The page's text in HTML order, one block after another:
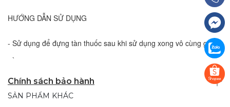
HƯỚNG DẪN SỬ DỤNG
- Sử dụng để đựng tàn thuốc sau khi sử dụng xong vô cùng gọn
gàng.
- Rửa sạch sau khi sử dụng để duy trì độ sáng bóng và bảo quản
sản phẩm lâu dài.
Chính sách bảo hành
SẢN PHẨM KHÁC